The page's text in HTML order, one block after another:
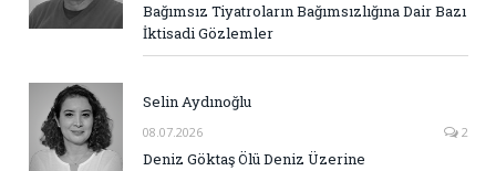
Bağımsız Tiyatroların Bağımsızlığına Dair Bazı
İktisadi Gözlemler
Selin Aydınoğlu
08.07.2026 2
Deniz Göktaş Ölü Deniz Üzerine